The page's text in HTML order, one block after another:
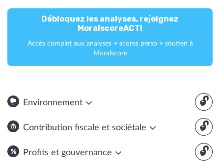
Débloquez les analyses, rejoignez
MoralscoreACT!
Accès complet aux analyses + scores perso + soutien à
Moralscore
🔓
Environnement
🔓
Contribution fiscale et sociétale
🔓
Profits et gouvernance